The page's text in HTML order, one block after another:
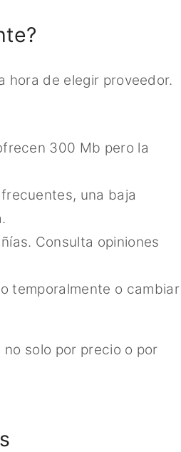
hora de elegir proveedor.
300 Mb pero la
una baja
Consulta opiniones
temporalmente o cambiar
solo por precio o por